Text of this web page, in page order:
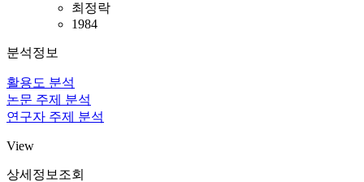
최정락
1984
분석정보
활용도 분석
논문 주제 분석
연구자 주제 분석
View
상세정보조회